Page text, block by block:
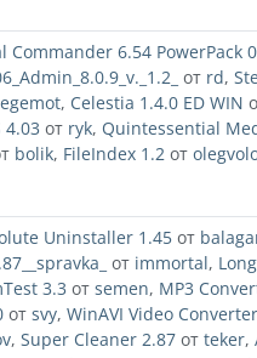
Commander 6.54 PowerPack
от rd,
, Celestia 1.4.0 ED WIN
4.03 от ryk, Quintessential
bolik, FileIndex 1.2 от
Uninstaller 1.45 от
от immortal,
3.3 от semen, MP3
от svy, WinAVI Video
, Super Cleaner 2.87 от teker,